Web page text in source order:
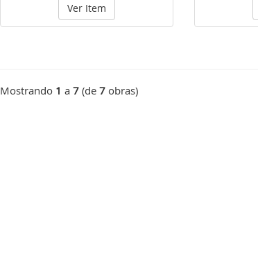
Ver Item
Mostrando 1 a 7 (de 7 obras)